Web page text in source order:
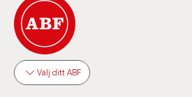
Välj ditt ABF